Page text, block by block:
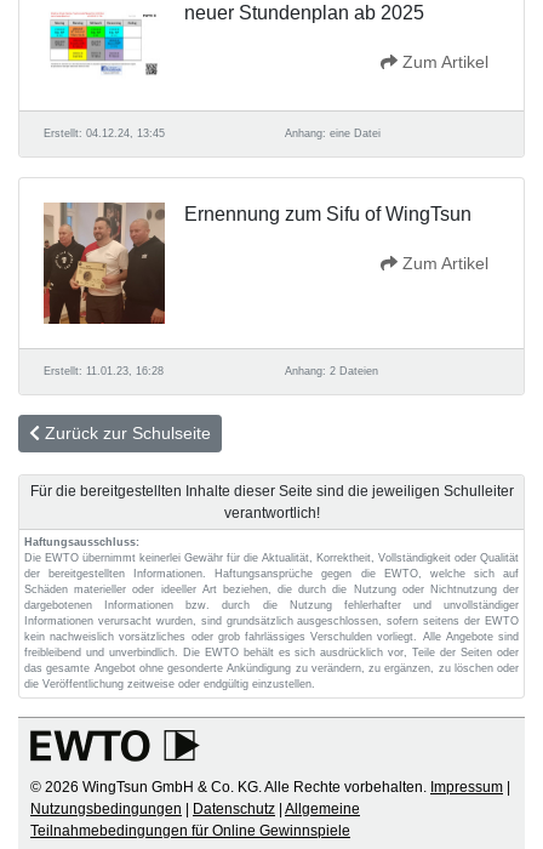
neuer Stundenplan ab 2025
Zum Artikel
Erstellt: 04.12.24, 13:45 Anhang: eine Datei
Ernennung zum Sifu of WingTsun
Zum Artikel
Erstellt: 11.01.23, 16:28 Anhang: 2 Dateien
Zurück zur Schulseite
Für die bereitgestellten Inhalte dieser Seite sind die jeweiligen Schulleiter
verantwortlich!
Haftungsausschluss:
Die EWTO übernimmt keinerlei Gewähr für die Aktualität, Korrektheit, Vollständigkeit oder Qualität
der bereitgestellten Informationen. Haftungsansprüche gegen die EWTO, welche sich auf
Schäden materieller oder ideeller Art beziehen, die durch die Nutzung oder Nichtnutzung der
dargebotenen Informationen bzw. durch die Nutzung fehlerhafter und unvollständiger
Informationen verursacht wurden, sind grundsätzlich ausgeschlossen, sofern seitens der EWTO
kein nachweislich vorsätzliches oder grob fahrlässiges Verschulden vorliegt. Alle Angebote sind
freibleibend und unverbindlich. Die EWTO behält es sich ausdrücklich vor, Teile der Seiten oder
das gesamte Angebot ohne gesonderte Ankündigung zu verändern, zu ergänzen, zu löschen oder
die Veröffentlichung zeitweise oder endgültig einzustellen.
© 2026 WingTsun GmbH & Co. KG. Alle Rechte vorbehalten. Impressum
Nutzungsbedingungen
Datenschutz Allgemeine
Teilnahmebedingungen für Online Gewinnspiele